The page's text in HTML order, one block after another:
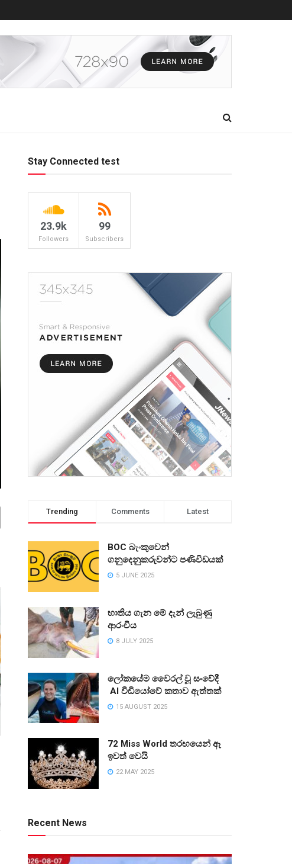
Stay Connected test
23.9k
Followers
99
Subscribers
Trending Comments Latest
BOC බැංකුවෙන්
ගනුදෙනුකරුවන්ට පණිවිඩයක්
5 JUNE 2025
භාතිය ගැන මේ දැන් ලැබුණු
ආරංචිය
8 JULY 2025
ලෝකයේම වෛරල් වූ සංවේදී
AI වීඩියෝවේ කතාව ඇත්තක්
15 AUGUST 2025
72 Miss World තරඟයෙන් ඈ
ඉවත් වෙයි
22 MAY 2025
Recent News